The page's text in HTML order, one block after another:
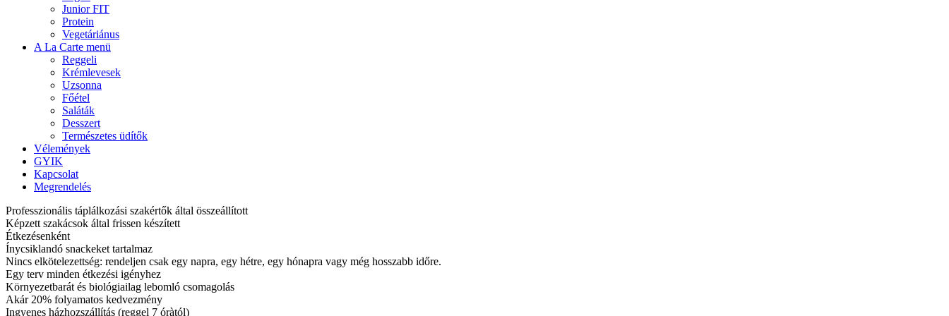
Junior FIT
Protein
Vegetáriánus
A La Carte menü
Reggeli
Krémlevesek
Uzsonna
Főétel
Saláták
Desszert
Természetes üdítők
Vélemények
GYIK
Kapcsolat
Megrendelés
Professzionális táplálkozási szakértők által összeállított
Képzett szakácsok által frissen készített
Étkezésenként
Ínycsiklandó snackeket tartalmaz
Nincs elkötelezettség: rendeljen csak egy napra, egy hétre, egy hónapra vagy még hosszabb időre.
Egy terv minden étkezési igényhez
Környezetbarát és biológiailag lebomló csomagolás
Akár 20% folyamatos kedvezmény
Ingyenes házhozszállítás (reggel 7 óràtól)